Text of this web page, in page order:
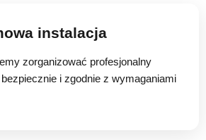
instalacja
zorganizować profesjonalny
i zgodnie z wymaganiami